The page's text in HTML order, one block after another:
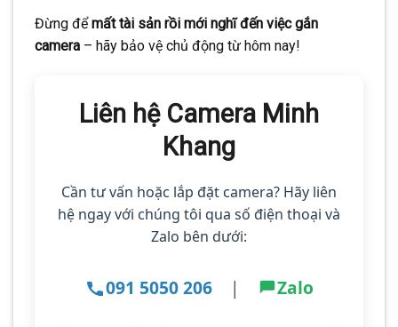
Đừng đểmất tài sản rồi mới nghĩ đến việc gắn
camera – hãy bảo vệ chủ động từ hôm nay!
Liên hệ Camera Minh
Khang
Cần tư vấn hoặc lắp đặt camera? Hãy liên
hệ ngay với chúng tôi qua số điện thoại và
Zalo bên dưới:
091 5050 206 | Zalo